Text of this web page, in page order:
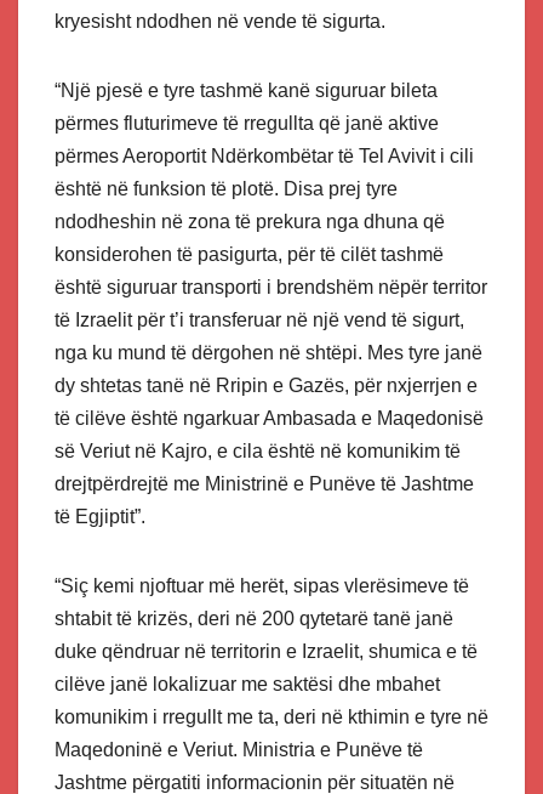
kryesisht ndodhen në vende të sigurta.
“Një pjesë e tyre tashmë kanë siguruar bileta
përmes fluturimeve të rregullta që janë aktive
përmes Aeroportit Ndërkombëtar të Tel Avivit i cili
është në funksion të plotë. Disa prej tyre
ndodheshin në zona të prekura nga dhuna që
konsiderohen të pasigurta, për të cilët tashmë
është siguruar transporti i brendshëm nëpër territor
të Izraelit për t’i transferuar në një vend të sigurt,
nga ku mund të dërgohen në shtëpi. Mes tyre janë
dy shtetas tanë në Rripin e Gazës, për nxjerrjen e
të cilëve është ngarkuar Ambasada e Maqedonisë
së Veriut në Kajro, e cila është në komunikim të
drejtpërdrejtë me Ministrinë e Punëve të Jashtme
të Egjiptit”.
“Siç kemi njoftuar më herët, sipas vlerësimeve të
shtabit të krizës, deri në 200 qytetarë tanë janë
duke qëndruar në territorin e Izraelit, shumica e të
cilëve janë lokalizuar me saktësi dhe mbahet
komunikim i rregullt me ​​ta, deri në kthimin e tyre në
Maqedoninë e Veriut. Ministria e Punëve të
Jashtme përgatiti informacionin për situatën në